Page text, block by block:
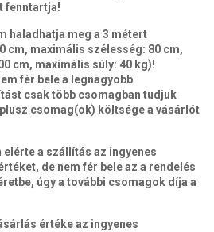
fenntartja!
haladhatja meg a 3 métert
cm, maximális szélesség: 80 cm,
cm, maximális súly: 40 kg)!
fér bele a legnagyobb
csak több csomagban tudjuk
csomag(ok) költsége a vásárlót
elérte a szállítás az ingyenes
de nem fér bele az a rendelés
úgy a további csomagok díja a
értéke az ingyenes